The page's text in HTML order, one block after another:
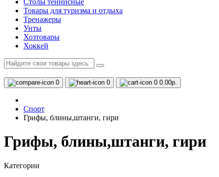
Столы теннисные
Товары для туризма и отдыха
Тренажеры
Унты
Хозтовары
Хоккей
0 0 0 0.00р.
Спорт
Грифы, блины,штанги, гири
Грифы, блины,штанги, гири
Категории